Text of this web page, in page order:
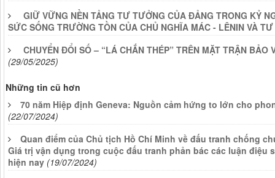
GIỮ VỮNG NỀN TẢNG TƯ TƯỞNG CỦA ĐẢNG TRONG KỶ
SỨC SỐNG TRƯỜNG TỒN CỦA CHỦ NGHĨA MÁC - LÊNIN VÀ
CHUYỂN ĐỔI SỐ – “LÁ CHẮN THÉP” TRÊN MẶT TRẬN
(29/05/2025)
Những tin cũ hơn
70 năm Hiệp định Geneva: Nguồn cảm hứng to lớn cho
(22/07/2024)
Quan điểm của Chủ tịch Hồ Chí Minh về đấu tranh chống
Giá trị vận dụng trong cuộc đấu tranh phản bác các luận điệu
hiện nay (19/07/2024)